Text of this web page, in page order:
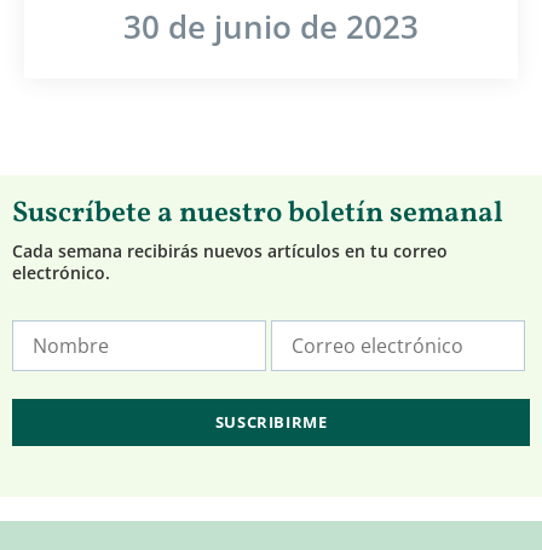
30 de junio de 2023
Suscríbete a nuestro boletín semanal
Cada semana recibirás nuevos artículos en tu correo
electrónico.